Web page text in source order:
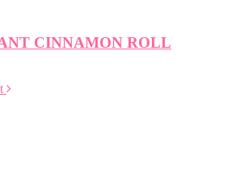
CINNAMON ROLL